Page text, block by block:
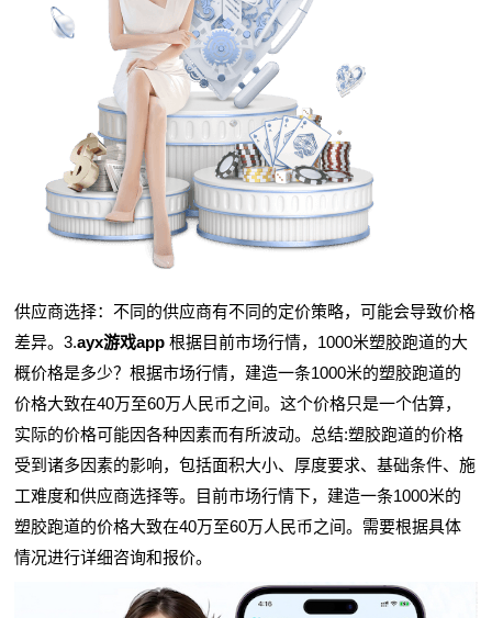
供应商选择：不同的供应商有不同的定价策略，可能会导致价格
差异。3.ayx游戏app 根据目前市场行情，1000米塑胶跑道的大
概价格是多少？根据市场行情，建造一条1000米的塑胶跑道的
价格大致在40万至60万人民币之间。这个价格只是一个估算，
实际的价格可能因各种因素而有所波动。总结:塑胶跑道的价格
受到诸多因素的影响，包括面积大小、厚度要求、基础条件、施
工难度和供应商选择等。目前市场行情下，建造一条1000米的
塑胶跑道的价格大致在40万至60万人民币之间。需要根据具体
情况进行详细咨询和报价。